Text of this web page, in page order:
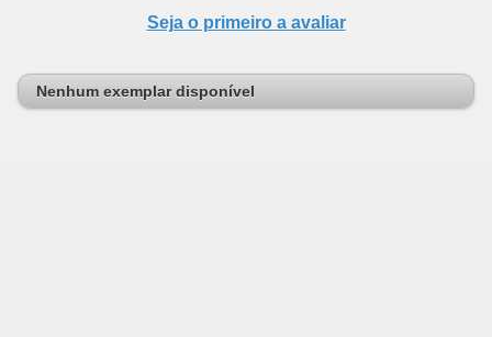
Seja o primeiro a avaliar
Nenhum exemplar disponível